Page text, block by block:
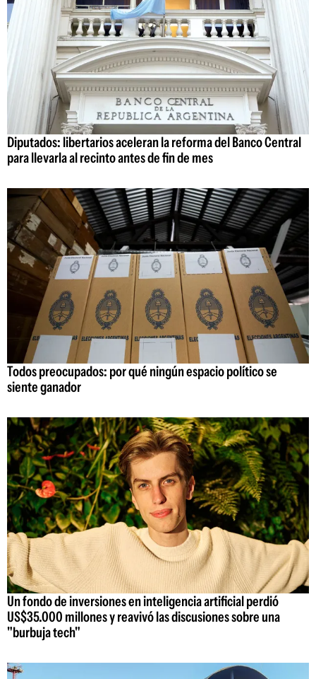
Diputados: libertarios aceleran la reforma del Banco Central
para llevarla al recinto antes de fin de mes
Todos preocupados: por qué ningún espacio político se
siente ganador
Un fondo de inversiones en inteligencia artificial perdió
US$35.000 millones y reavivó las discusiones sobre una
"burbuja tech"